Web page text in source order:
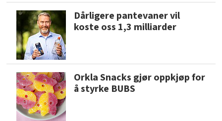
Dårligere pantevaner vil
koste oss 1,3 milliarder
Orkla Snacks gjør oppkjøp for
å styrke BUBS